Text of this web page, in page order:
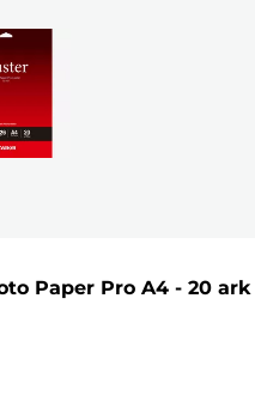
Paper Pro A4 - 20 ark